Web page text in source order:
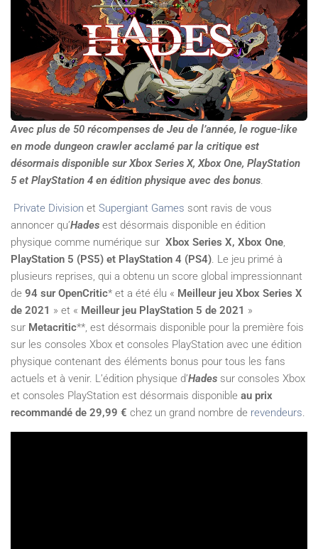
Avec plus de 50 récompenses de Jeu de l’année, le rogue-like
en mode dungeon crawler acclamé par la critique est
désormais disponible sur Xbox Series X, Xbox One, PlayStation
5 et PlayStation 4 en édition physique avec des bonus
Private Division et Supergiant Games sont ravis de vous
annoncer qu’Hades est désormais disponible en édition
physique comme numérique sur Xbox Series X, Xbox One
PlayStation 5 (PS5) et PlayStation 4 (PS4) . Le jeu primé à
plusieurs reprises, qui a obtenu un score global impressionnant
de 94 sur OpenCritic* et a été élu « Meilleur jeu Xbox Series X
de 2021 » et « Meilleur jeu PlayStation 5 de 2021 »
sur Metacritic**, est désormais disponible pour la première fois
sur les consoles Xbox et consoles PlayStation avec une édition
physique contenant des éléments bonus pour tous les fans
actuels et à venir. L’édition physique d’Hades sur consoles Xbox
et consoles PlayStation est désormais disponible au prix
recommandé de 29,99 € chez un grand nombre de revendeurs